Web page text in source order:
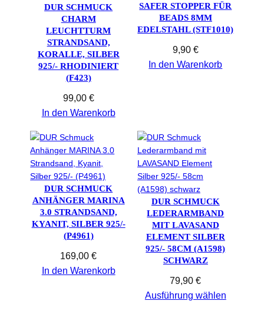
DUR SCHMUCK
CHARM
LEUCHTTURM
STRANDSAND,
KORALLE, SILBER
925/- RHODINIERT
(F423)
99,00 €
In den Warenkorb
SAFER STOPPER FÜR
BEADS 8MM
EDELSTAHL (STF1010)
9,90 €
In den Warenkorb
DUR SCHMUCK
ANHÄNGER MARINA
3.0 STRANDSAND,
KYANIT, SILBER 925/-
(P4961)
169,00€
In den Warenkorb
DUR SCHMUCK
LEDERARMBAND
MIT LAVASAND
ELEMENT SILBER
925/- 58CM (A1598)
SCHWARZ
79,90€
Ausführung wählen